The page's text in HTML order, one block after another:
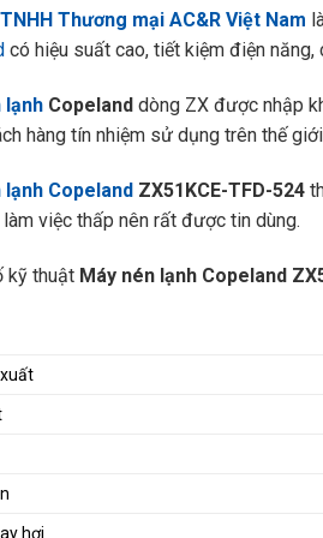
Thương mại AC&R Việt Nam
có hiệu suất cao, tiết kiệm điện
lạnh Copeland dòng ZX được nhập
hàng tín nhiệm sử dụng trên thế
lạnh Copeland ZX51KCE-TFD-524
việc thấp nên rất được tin dùng.
kỹ thuật Máy nén lạnh Copeland
hơi